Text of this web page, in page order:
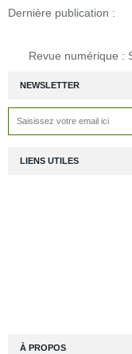
NEWSLETTER
Dernière publication :
Revue numérique :
LIENS UTILES
À PROPOS